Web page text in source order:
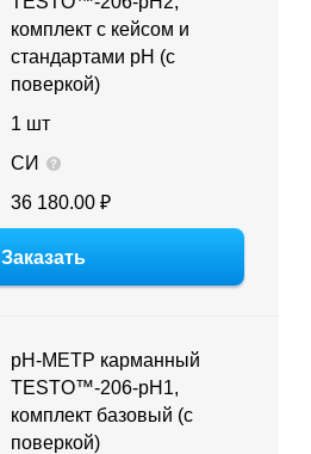
комплект с кейсом и
стандартами pH (с
поверкой)
1 шт
СИ
36 180.00 ₽
Заказать
pH-МЕТР карманный
TESTO™-206-pH1,
комплект базовый (с
поверкой)